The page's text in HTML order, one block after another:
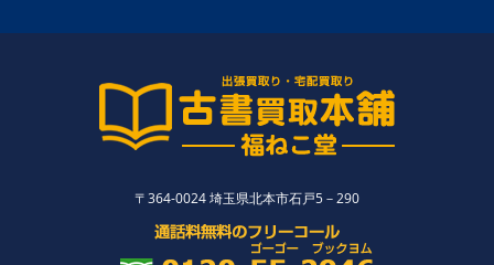
〒364-0024 埼玉県北本市石戸5－290